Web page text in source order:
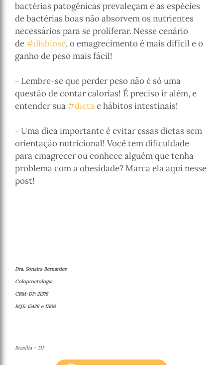
bactérias patogênicas prevaleçam e as espécies
de bactérias boas não absorvem os nutrientes
necessários para se proliferar. Nesse cenário
de#disbiose, o emagrecimento é mais difícil e o
ganho de peso mais fácil!
- Lembre-se que perder peso não é só uma
questão de contar calorias! É preciso ir além, e
entender sua#dietae hábitos intestinais!
- Uma dica importante é evitar essas dietas sem
orientação nutricional! Você tem dificuldade
para emagrecer ou conhece alguém que tenha
problema com a obesidade? Marca ela aqui nesse
post!
Dra. Sonaira Bernardes
Coloproctologia
CRM-DF: 21376
RQE: 15426 e 17106
Brasília – DF